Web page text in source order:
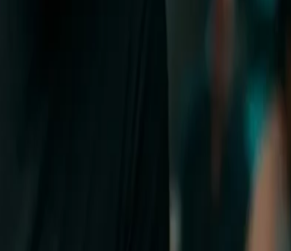
quién celebrar. Esta es la guía que nos hubiera
con una escena propia de restaurantes,
prueba, error y antojos no resueltos: dónde
un domingo por la mañana. Solo hay que saber
la voz cuando habla de la salsa verde de su